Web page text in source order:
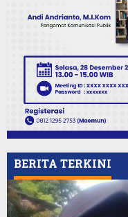
BERITA TERKINI